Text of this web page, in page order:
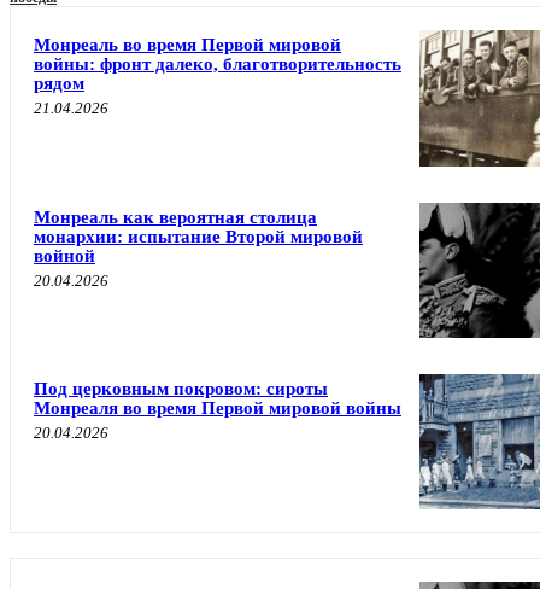
Монреаль во время Первой мировой
войны: фронт далеко, благотворительность
рядом
21.04.2026
Монреаль как вероятная столица
монархии: испытание Второй мировой
войной
20.04.2026
Под церковным покровом: сироты
Монреаля во время Первой мировой войны
20.04.2026